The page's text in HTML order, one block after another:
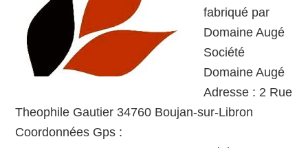
fabriqué par
Domaine Augé
Société
Domaine Augé
Adresse : 2 Rue
Theophile Gautier 34760 Boujan-sur-Libron
Coordonnées Gps :